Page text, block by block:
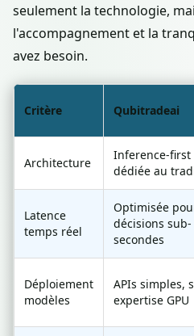
seulement la technologie,
l'accompagnement et la
avez besoin.
Critère Qubitradeai
Architecture
Inference-first
dédiée au
Latence
temps réel
Optimisée
décisions sub-
secondes
Déploiement
modèles
APIs simples,
expertise GPU